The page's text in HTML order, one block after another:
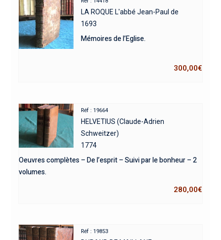
LA ROQUE L'abbé Jean-Paul de
1693
Mémoires de l’Eglise.
300,00€
Réf : 19664
HELVETIUS (Claude-Adrien
Schweitzer)
1774
Oeuvres complètes – De l’esprit – Suivi par le bonheur – 2
volumes.
280,00€
Réf : 19853